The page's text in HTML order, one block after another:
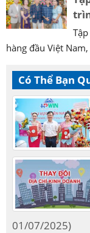
hàng đầu Việt
Có Thể Bạn
01/07/2025)